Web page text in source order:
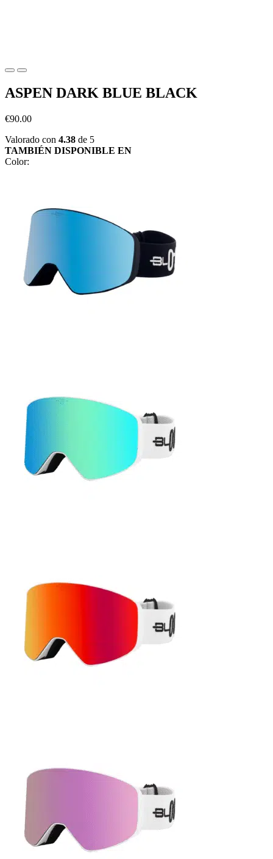
ASPEN DARK BLUE BLACK
€90.00
Valorado con 4.38 de 5
TAMBIÉN DISPONIBLE EN
Color: